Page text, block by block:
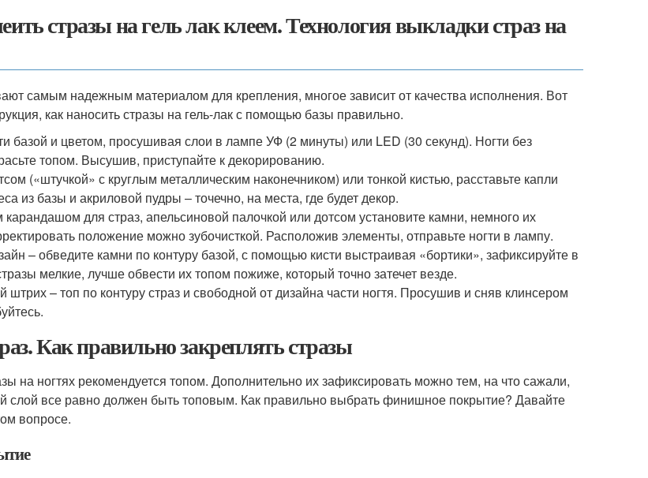
стразы на гель лак клеем. Технология выкладки страз на
самым надежным материалом для крепления, многое зависит от качества исполнения. Вот
как наносить стразы на гель-лак с помощью базы правильно.
базой и цветом, просушивая слои в лампе УФ (2 минуты) или LED (30 секунд). Ногти без
топом. Высушив, приступайте к декорированию.
(«штучкой» с круглым металлическим наконечником) или тонкой кистью, расставьте капли
из базы и акриловой пудры – точечно, на места, где будет декор.
для страз, апельсиновой палочкой или дотсом установите камни, немного их
положение можно зубочисткой. Расположив элементы, отправьте ногти в лампу.
– обведите камни по контуру базой, с помощью кисти выстраивая «бортики», зафиксируйте в
мелкие, лучше обвести их топом пожиже, который точно затечет везде.
– топ по контуру страз и свободной от дизайна части ногтя. Просушив и сняв клинсером
Как правильно закреплять стразы
на ногтях рекомендуется топом. Дополнительно их зафиксировать можно тем, на что сажали,
слой все равно должен быть топовым. Как правильно выбрать финишное покрытие? Давайте
вопросе.